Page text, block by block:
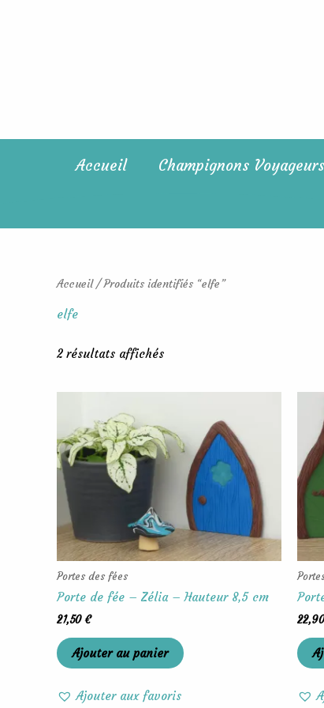
Accueil Champignons Voyageurs
Accueil/ Produits identifiés “elfe”
elfe
2 résultats affichés
Portes des fées
Porte de fée – Zélia – Hauteur 8,5 cm
21,50€
Ajouter au panier
Ajouter aux favoris